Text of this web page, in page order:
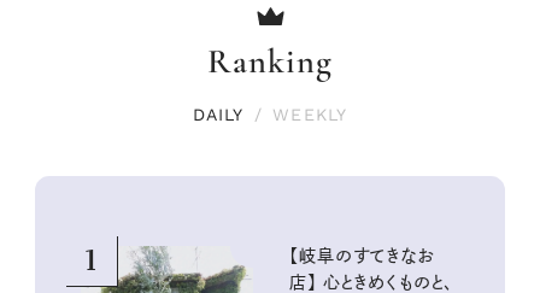
Ranking
DAILY / WEEKLY
1
【岐阜のすてきなお
店】 心ときめくものと、